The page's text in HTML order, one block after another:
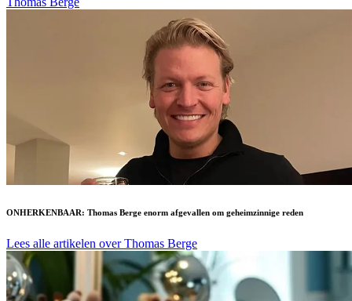
ONHERKENBAAR: Thomas Berge enorm afgevallen om geheimzinnige reden
Lees alle artikelen over Thomas Berge